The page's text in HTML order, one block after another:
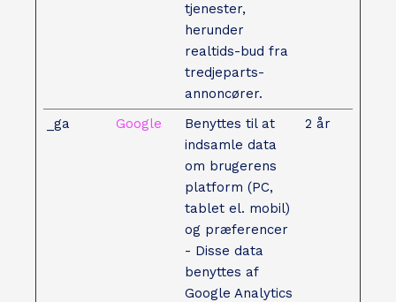
tjenester,
herunder
realtids-bud fra
tredjeparts-
annoncører.
_ga Google
Benyttes til at
indsamle data
om brugerens
platform (PC,
tablet el. mobil)
og præferencer
- Disse data
benyttes af
Google Analytics
2 år